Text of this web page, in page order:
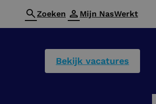
Zoeken Mijn NasWerkt
Bekijk vacatures